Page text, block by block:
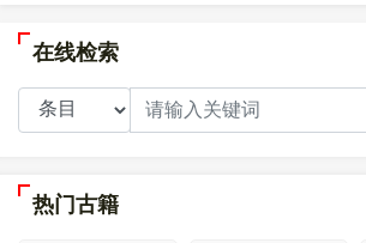
在线检索
热门古籍